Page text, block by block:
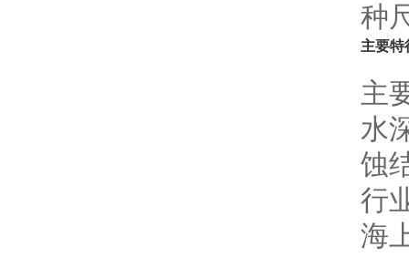
种
主要特
主
水
蚀
行
海